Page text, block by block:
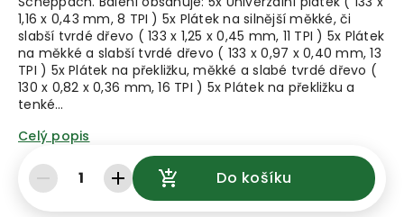
1,16 x 0,43 mm, 8 TPI ) 5x Plátek na silnější měkké, či
slabší tvrdé dřevo ( 133 x 1,25 x 0,45 mm, 11 TPI ) 5x Plátek
na měkké a slabší tvrdé dřevo ( 133 x 0,97 x 0,40 mm, 13
TPI ) 5x Plátek na překližku, měkké a slabé tvrdé dřevo (
130 x 0,82 x 0,36 mm, 16 TPI ) 5x Plátek na překližku a
tenké…
Celý popis
1 Do košíku